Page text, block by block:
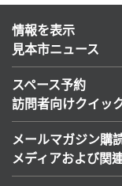
情報を表示
見本市ニュース
スペース予約
訪問者向けクイッ
メールマガジン購
メディアおよび関